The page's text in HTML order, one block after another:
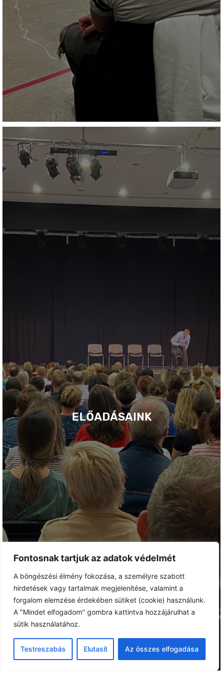
Fontosnak tartjuk az adatok védelmét
A böngészési élmény fokozása, a személyre szabott
hirdetések vagy tartalmak megjelenítése, valamint a
forgalom elemzése érdekében sütiket (cookie) használunk.
A "Mindet elfogadom" gombra kattintva hozzájárulhat a
sütik használatához.
Testreszabás Elutasít Az összes elfogadása
ELŐADÁSAINK